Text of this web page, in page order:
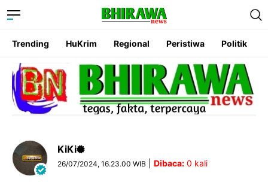
Trending HuKrim Regional Peristiwa Politik
KiKi
26/07/2024, 16.23.00 WIB Dibaca: 0 kali